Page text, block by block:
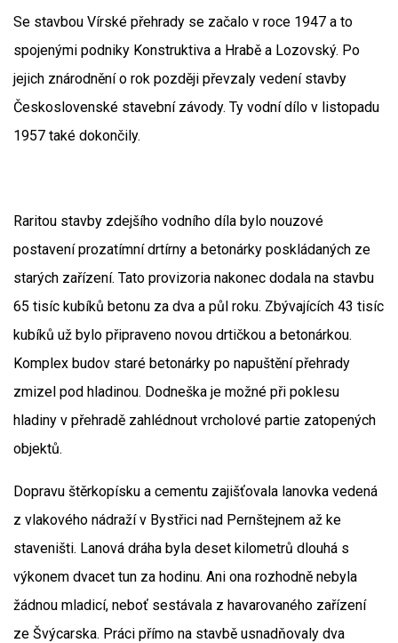
Se stavbou Vírské přehrady se začalo v roce 1947 a to
spojenými podniky Konstruktiva a Hrabě a Lozovský. Po
jejich znárodnění o rok později převzaly vedení stavby
Československé stavební závody. Ty vodní dílo v listopadu
1957 také dokončily.
Raritou stavby zdejšího vodního díla bylo nouzové
postavení prozatímní drtírny a betonárky poskládaných ze
starých zařízení. Tato provizoria nakonec dodala na stavbu
65 tisíc kubíků betonu za dva a půl roku. Zbývajících 43 tisíc
kubíků už bylo připraveno novou drtičkou a betonárkou.
Komplex budov staré betonárky po napuštění přehrady
zmizel pod hladinou. Dodneška je možné při poklesu
hladiny v přehradě zahlédnout vrcholové partie zatopených
objektů.
Dopravu štěrkopísku a cementu zajišťovala lanovka vedená
z vlakového nádraží v Bystřici nad Pernštejnem až ke
staveništi. Lanová dráha byla deset kilometrů dlouhá s
výkonem dvacet tun za hodinu. Ani ona rozhodně nebyla
žádnou mladicí, neboť sestávala z havarovaného zařízení
ze Švýcarska. Práci přímo na stavbě usnadňovaly dva